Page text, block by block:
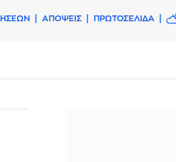
ΑΠΟΨΕΙΣ ΠΡΩΤΟΣΕΛΙΔΑ